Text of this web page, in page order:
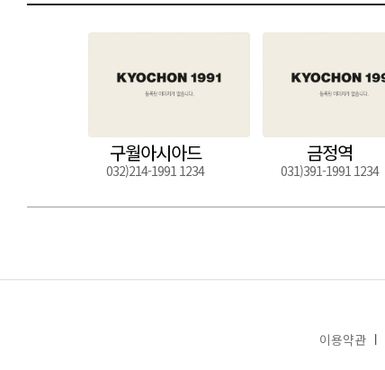
구월아시아드
032)214-1991 1234
금정역
031)391-1991 1234
이용약관